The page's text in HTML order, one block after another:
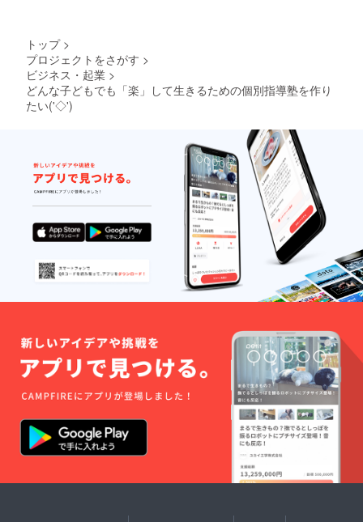
トップ >
プロジェクトをさがす >
ビジネス・起業 >
どんな子どもでも「楽」して生きるための個別指導塾を作り
たい('◇')ゞ